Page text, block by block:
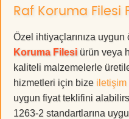
Raf Koruma Filesi
Özel ihtiyaçlarınıza
Koruma Filesi ürün veya
kaliteli malzemelerle
hizmetleri için bize iletişim
uygun fiyat teklifini
1263-2 standartlarına